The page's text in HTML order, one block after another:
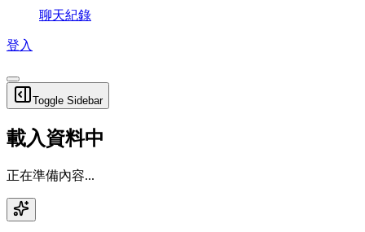
聊天紀錄
登入
Toggle Sidebar
載入資料中
正在準備內容...